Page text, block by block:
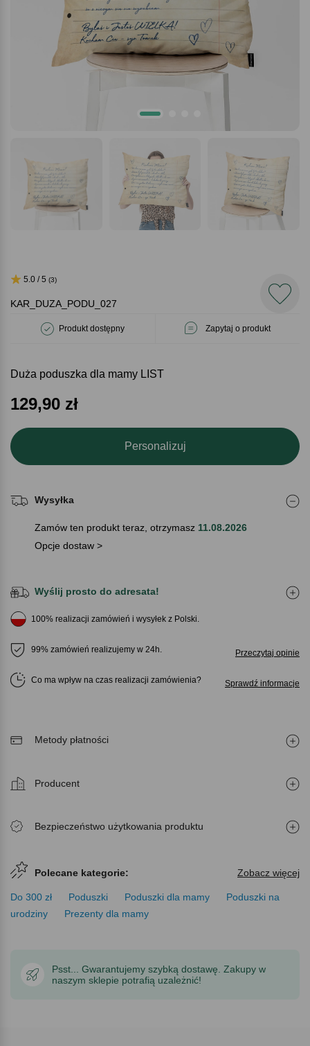
KAR_DUZA_PODU_027
Produkt dostępny Zapytaj o produkt
5.0 / 5 (3)
Duża poduszka dla mamy LIST
129,90 zł
Personalizuj
Wysyłka
Zamów ten produkt teraz, otrzymasz 11.08.2026
Opcje dostaw >
Wyślij prosto do adresata!
100% realizacji zamówień i wysyłek z Polski.
99% zamówień realizujemy w 24h. Przeczytaj opinie
Co ma wpływ na czas realizacji zamówienia Sprawdź informacje
Metody płatności
Producent
Bezpieczeństwo użytkowania produktu
Polecane kategorie: Zobacz więcej
Do 300 zł Poduszki Poduszki dla mamy
Poduszki na
urodziny
Prezenty dla mamy
Psst... Gwarantujemy szybką dostawę. Zakupy w
naszym sklepie potrafią uzależnić!